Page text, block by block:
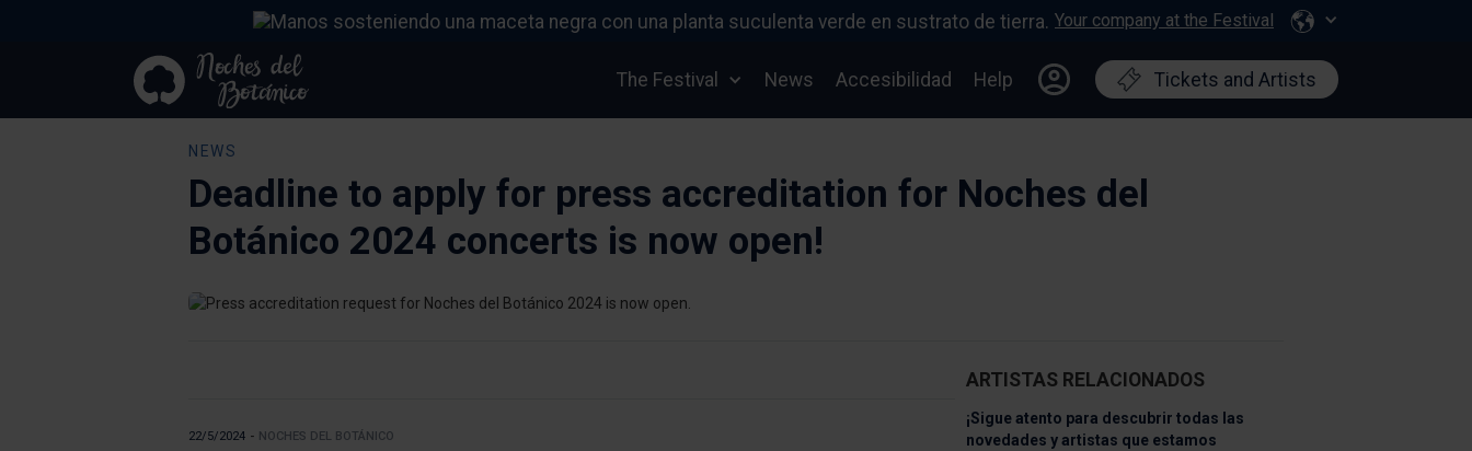
Your company at the Festival
The Festival News Accesibilidad Help Tickets and Artists
NEWS
Deadline to apply for press accreditation for Noches del
Botánico 2024 concerts is now open!
22/5/2024 - NOCHES DEL BOTÁNICO
ARTISTAS RELACIONADOS
¡Sigue atento para descubrir todas las
novedades y artistas que estamos